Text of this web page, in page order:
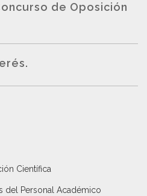
de Oposición
Científica
del Personal Académico